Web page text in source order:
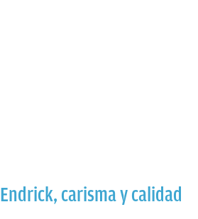
Endrick, carisma y calidad